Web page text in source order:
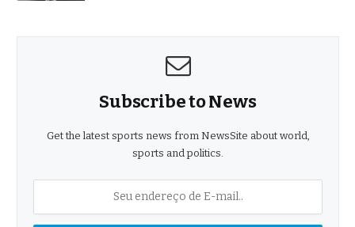
Subscribe to News
Get the latest sports news from NewsSite about world,
sports and politics.